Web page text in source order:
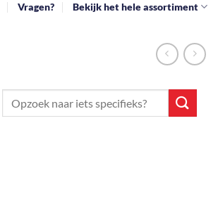
Vragen? Bekijk het hele assortiment